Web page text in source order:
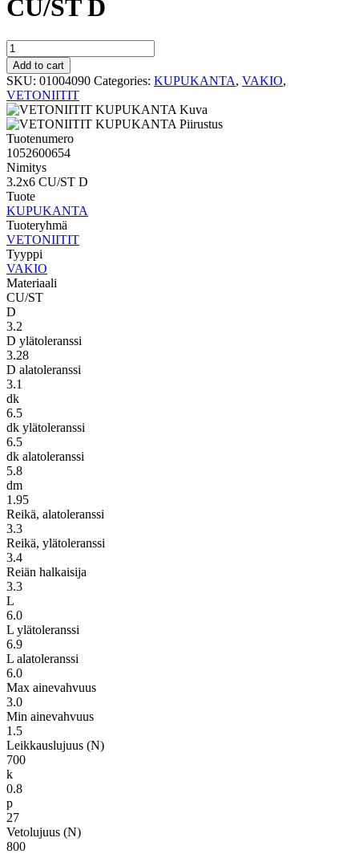
CU/ST D
VAKIO
KUPUKANTA
3.2x6
CU/ST
D
quantity
Add to cart
SKU: 01004090 Categories: KUPUKANTA, VAKIO,
VETONIITIT
Tuotenumero
1052600654
Nimitys
3.2x6 CU/ST D
Tuote
KUPUKANTA
Tuoteryhmä
VETONIITIT
Tyyppi
VAKIO
Materiaali
CU/ST
D
3.2
D ylätoleranssi
3.28
D alatoleranssi
3.1
dk
6.5
dk ylätoleranssi
6.5
dk alatoleranssi
5.8
dm
1.95
Reikä, alatoleranssi
3.3
Reikä, ylätoleranssi
3.4
Reiän halkaisija
3.3
L
6.0
L ylätoleranssi
6.9
L alatoleranssi
6.0
Max ainevahvuus
3.0
Min ainevahvuus
1.5
Leikkauslujuus (N)
700
k
0.8
p
27
Vetolujuus (N)
800